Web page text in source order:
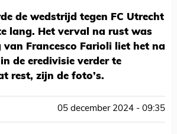
de wedstrijd tegen FC Utrecht
lang. Het verval na rust was
van Francesco Farioli liet het na
de eredivisie verder te
rest, zijn de foto’s.
05 december 2024 - 09:35